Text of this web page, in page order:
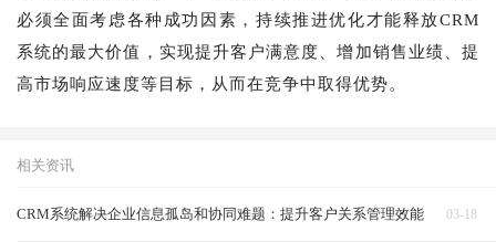
必须全面考虑各种成功因素，持续推进优化才能释放CRM
系统的最大价值，实现提升客户满意度、增加销售业绩、提
高市场响应速度等目标，从而在竞争中取得优势。
相关资讯
03-18
CRM系统解决企业信息孤岛和协同难题：提升客户关系管理效能